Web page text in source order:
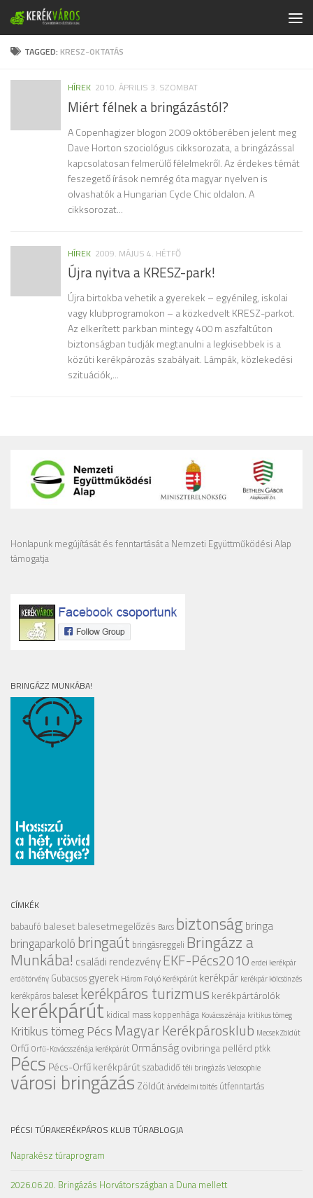
Skip to content
TAGGED: KRESZ-OKTATÁS
HÍREK 2010. ÁPRILIS 3. SZOMBAT
Miért félnek a bringázástól?
A Copenhagizer blogon 2009 októberében jelent meg
Dave Horton szociológus cikksorozata, a bringázással
kapcsolatosan felmerülő félelmekről. Az érdekes témát
feszegető írások nemrég óta magyar nyelven is
olvashatók a Hungarian Cycle Chic oldalon. A
cikksorozat...
HÍREK 2009. MÁJUS 4. HÉTFŐ
Újra nyitva a KRESZ-park!
Újra birtokba vehetik a gyerekek – egyénileg, iskolai
vagy klubprogramokon – a közkedvelt KRESZ-parkot.
Az elkerített parkban mintegy 400 m aszfaltúton
biztonságban tudják megtanulni a legkisebbek is a
közúti kerékpározás szabályait. Lámpák, közlekedési
szituációk,...
Honlapunk megújítását és fenntartását a Nemzeti Együttműködési Alap
támogatja
BRINGÁZZ MUNKÁBA!
CÍMKÉK
babaufó balesetbalesetmegelőzés Barcs biztonságbringa
bringaparkolóbringaút bringásreggeli Bringázz a
Munkába! családi rendezvényEKF-Pécs2010 erdei kerékpár
erdőtörvény Gubacsos gyerek Három Folyó Kerékpárút kerékpár kerékpár kölcsönzés
kerékpáros baleset kerékpáros turizmus kerékpártárolók
kerékpárút kidical mass koppenhága Kovácsszénája kritikus tömeg
Kritikus tömeg PécsMagyar Kerékpárosklub Mecsek Zöldút
Orfű Orfű-Kovácsszénája kerékpárút Ormánságovibringapellérd ptkk
Pécs Pécs-Orfű kerékpárútszabadidő téli bringázásVelosophie
városi bringázás Zöldútárvédelmi töltés útfenntartás
PÉCSI TÚRAKERÉKPÁROS KLUB TÚRABLOGJA
Naprakész túraprogram
2026.06.20. Bringázás Horvátországban a Duna mellett